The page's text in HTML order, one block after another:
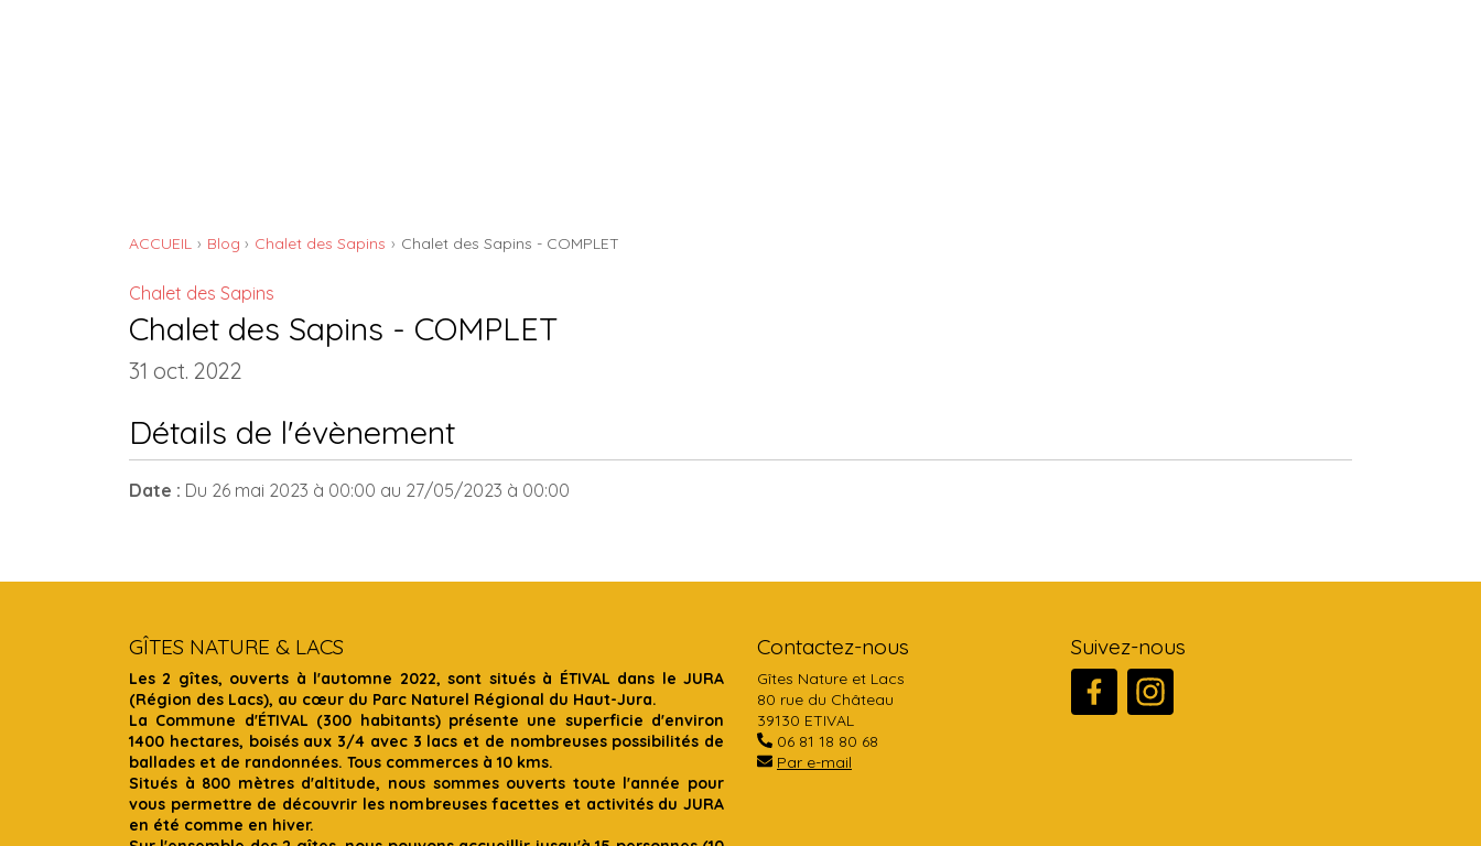
ACCUEIL Blog Chalet des Sapins Chalet des Sapins - COMPLET
Chalet des Sapins
Chalet des Sapins - COMPLET
31 oct. 2022
Détails de l'évènement
Date : Du 26 mai 2023 à 00:00 au 27/05/2023 à 00:00
GÎTES NATURE & LACS
Les 2 gîtes, ouverts à l'automne 2022, sont situés à ÉTIVAL dans le JURA
(Région des Lacs), au cœur du Parc Naturel Régional du Haut-Jura.
La Commune d'ÉTIVAL (300 habitants) présente une superficie d'environ
1400 hectares, boisés aux 3/4 avec 3 lacs et de nombreuses possibilités de
ballades et de randonnées. Tous commerces à 10 kms.
Situés à 800 mètres d'altitude, nous sommes ouverts toute l'année pour
vous permettre de découvrir les nombreuses facettes et activités du JURA
en été comme en hiver.
Contactez-nous
Gîtes Nature et Lacs
80 rue du Château
39130 ETIVAL
06 81 18 80 68
Par e-mail
Suivez-nous